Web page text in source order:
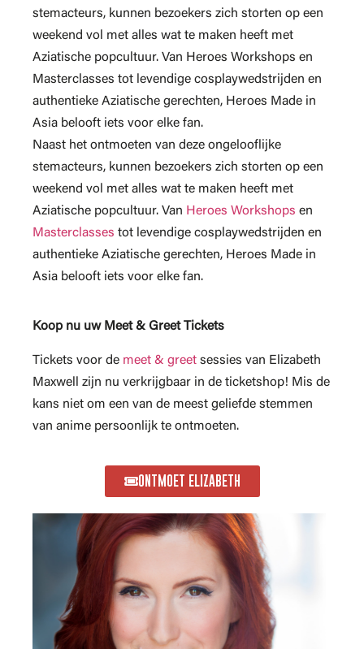
stemacteurs, kunnen bezoekers zich storten op een
weekend vol met alles wat te maken heeft met
Aziatische popcultuur. Van Heroes Workshops en
Masterclasses tot levendige cosplaywedstrijden en
authentieke Aziatische gerechten, Heroes Made in
Asia belooft iets voor elke fan.
Naast het ontmoeten van deze ongelooflijke
stemacteurs, kunnen bezoekers zich storten op een
weekend vol met alles wat te maken heeft met
Aziatische popcultuur. Van Heroes Workshops en
Masterclasses tot levendige cosplaywedstrijden en
authentieke Aziatische gerechten, Heroes Made in
Asia belooft iets voor elke fan.
Koop nu uw Meet & Greet Tickets
Tickets voor de meet & greet sessies van Elizabeth
Maxwell zijn nu verkrijgbaar in de ticketshop! Mis de
kans niet om een van de meest geliefde stemmen
van anime persoonlijk te ontmoeten.
ONTMOET ELIZABETH